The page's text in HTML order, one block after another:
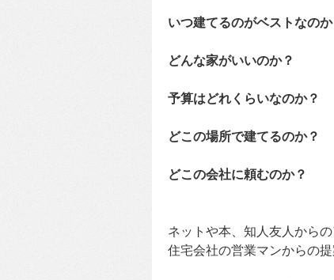
いつ建てるのがベストなのか
どんな家がいいのか？
予算はどれくらいなのか？
どこの場所で建てるのか？
どこの会社に頼むのか？
ネットや本、知人友人からの
住宅会社の営業マンからの